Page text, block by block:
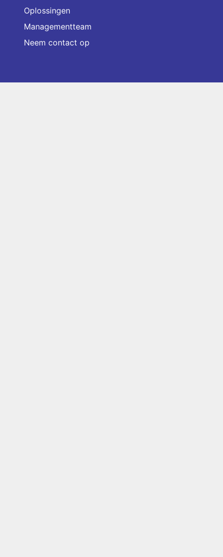
Oplossingen
Managementteam
Neem contact op